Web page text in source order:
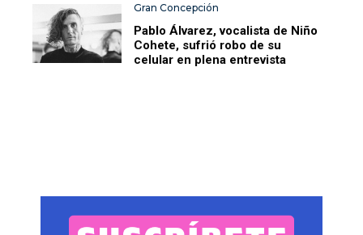
Gran Concepción
Pablo Álvarez, vocalista de Niño
Cohete, sufrió robo de su
celular en plena entrevista